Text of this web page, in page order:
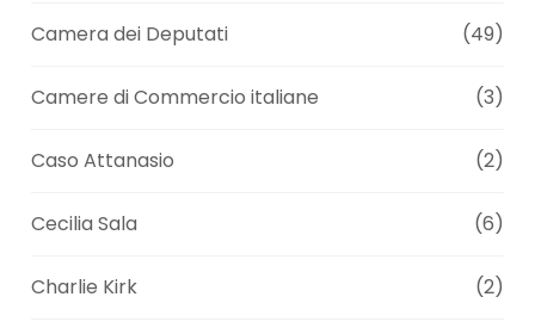
Camera dei Deputati (49)
Camere di Commercio italiane (3)
Caso Attanasio (2)
Cecilia Sala (6)
Charlie Kirk (2)